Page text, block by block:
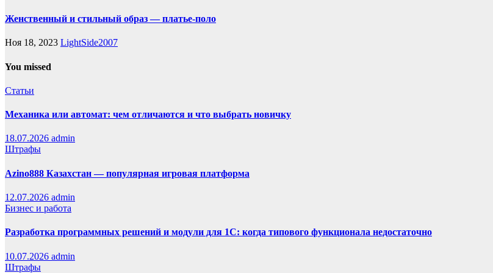
Женственный и стильный образ — платье-поло
Ноя 18, 2023 LightSide2007
You missed
Статьи
Механика или автомат: чем отличаются и что выбрать новичку
18.07.2026 admin
Штрафы
Azino888 Казахстан — популярная игровая платформа
12.07.2026 admin
Бизнес и работа
Разработка программных решений и модули для 1С: когда типового функционала недостаточно
10.07.2026 admin
Штрафы